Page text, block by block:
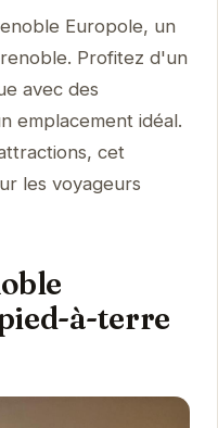
Europole, un
Profitez d'un
avec des
emplacement idéal.
cet
les voyageurs
à-terre